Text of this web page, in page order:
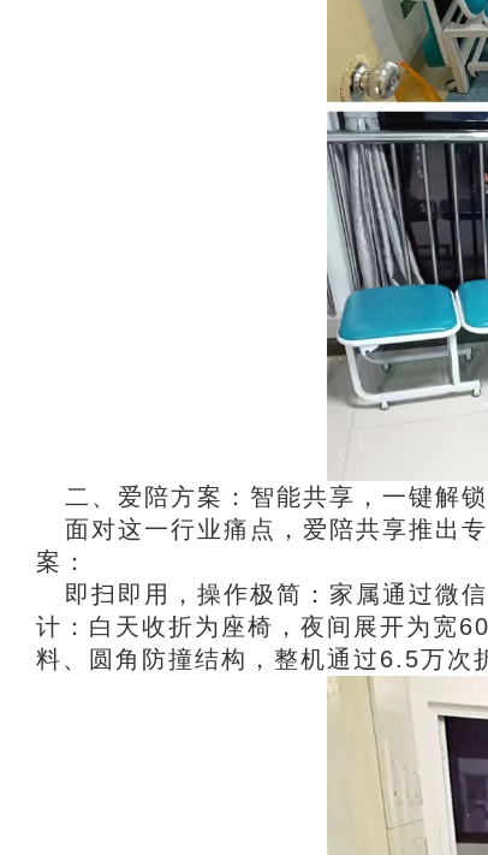
二、爱陪方案：智能共享，一键解
面对这一行业痛点，爱陪共享推出
案：
即扫即用，操作极简：家属通过微
计：白天收折为座椅，夜间展开为宽
料、圆角防撞结构，整机通过6.5万次